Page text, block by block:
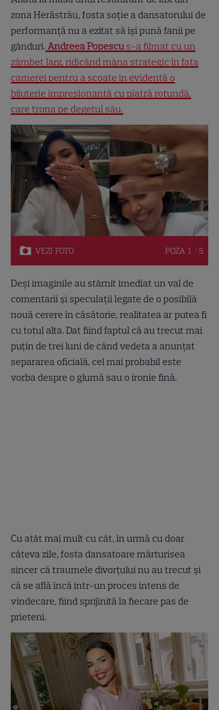
zona Herăstrău, fosta soție a dansatorului de
performanță nu a ezitat să își pună fanii pe
gânduri. Andreea Popescu s-a filmat cu un
zâmbet larg, ridicând mâna strategic în fața
camerei pentru a scoate în evidență o
bijuterie impresionantă cu piatră rotundă,
care trona pe degetul său.
VEZI FOTO POZA 1 / 5
Deși imaginile au stârnit imediat un val de
comentarii și speculații legate de o posibilă
nouă cerere în căsătorie, realitatea ar putea fi
cu totul alta. Dat fiind faptul că au trecut mai
puțin de trei luni de când vedeta a anunțat
separarea oficială, cel mai probabil este
vorba despre o glumă sau o ironie fină.
Cu atât mai mult cu cât, în urmă cu doar
câteva zile, fosta dansatoare mărturisea
sincer că traumele divorțului nu au trecut și
că se află încă într-un proces intens de
vindecare, fiind sprijinită la fiecare pas de
prieteni.